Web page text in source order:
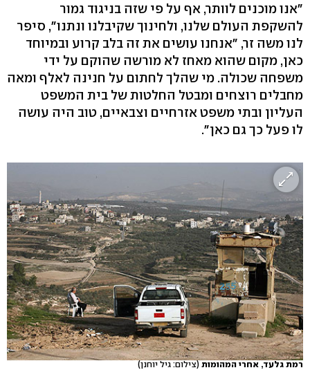
"אנו מוכנים לוותר, אף על פי שזה בניגוד גמור
להשקפת העולם שלנו, ולחינוך שקיבלנו ונתנו", סיפר
לנו משה זר, "אנחנו עושים את זה בלב קרוע ובמיוחד
כאן, מקום שהוא מאחז לא מורשה שהוקם על ידי
משפחה שכולה. מי שהלך לחתום על חנינה לאלף ומאה
מחבלים רוצחים ומבטל החלטות של בית המשפט
העליון ובתי משפט אזרחיים וצבאיים, טוב היה עושה
לו פעל כך גם כאן".
רמת גלעד, אחרי המהומות(צילום: גיל יוחנן)